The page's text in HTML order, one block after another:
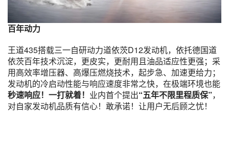
百年动力
王道435搭载三一自研动力道依茨D12发动机，依托德国道
依茨百年技术沉淀，更皮实，更耐用且油品适应性更强；采
用高效率增压器、高爆压燃烧技术，起步急、加速更给力；
发动机的冷启动性能与响应速度非常之快，在极端环境也能
秒速响应！一打就着！ 业内首个提出“五年不限里程质保”，
对自家发动机品质有信心！敢承诺！让用户无后顾之忧！